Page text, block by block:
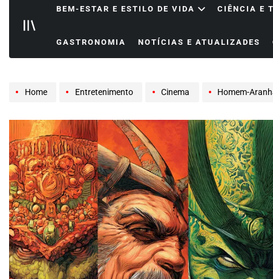
BEM-ESTAR E ESTILO DE VIDA CIÊNCIA E
GASTRONOMIA NOTÍCIAS E ATUALIZADES
Home Entretenimento Cinema Homem-Aranha: Um